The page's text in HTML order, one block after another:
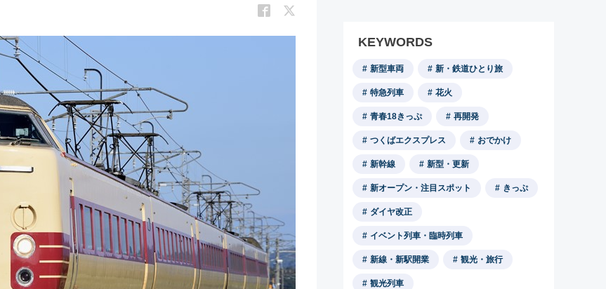
KEYWORDS
新型車両 新・鉄道ひとり旅
特急列車 花火
青春18きっぷ 再開発
つくばエクスプレス おでかけ
新幹線 新型・更新
新オープン・注目スポット きっぷ
ダイヤ改正
イベント列車・臨時列車
新線・新駅開業 観光・旅行
観光列車